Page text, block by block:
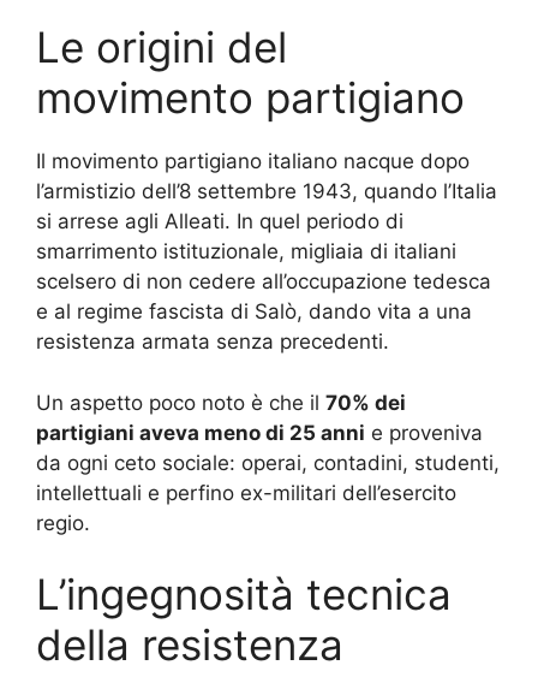
Le origini del
movimento partigiano
Il movimento partigiano italiano nacque dopo
l’armistizio dell’8 settembre 1943, quando l’Italia
si arrese agli Alleati. In quel periodo di
smarrimento istituzionale, migliaia di italiani
scelsero di non cedere all’occupazione tedesca
e al regime fascista di Salò, dando vita a una
resistenza armata senza precedenti.
Un aspetto poco noto è che il 70% dei
partigiani aveva meno di 25 anni e proveniva
da ogni ceto sociale: operai, contadini, studenti,
intellettuali e perfino ex-militari dell’esercito
regio.
L’ingegnosità tecnica
della resistenza